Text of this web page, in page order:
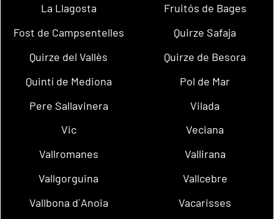
La Llagosta
Fruitós de Bages
Fost de Campsentelles
Quirze Safaja
Quirze del Vallès
Quirze de Besora
Quintí de Mediona
Pol de Mar
Pere Sallavinera
Vilada
Vic
Veciana
Vallromanes
Vallirana
Vallgorguina
Vallcebre
Vallbona d´Anoia
Vacarisses